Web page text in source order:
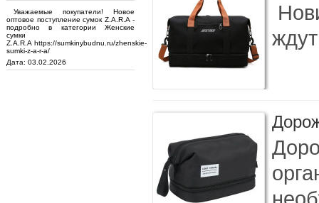
Уважаемые покупатели! Новое
оптовое поступление сумок Z.A.R.A -
подробно в категории Женские
сумки
Z.A.R.A https://sumkinybudnu.ru/zhenskie-
sumki-z-a-r-a/
Дата: 03.02.2026